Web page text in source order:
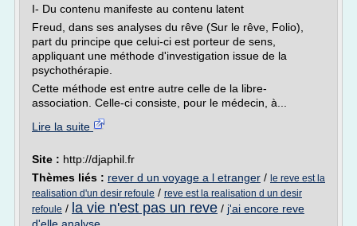
I- Du contenu manifeste au contenu latent
Freud, dans ses analyses du rêve (Sur le rêve, Folio),
part du principe que celui-ci est porteur de sens,
appliquant une méthode d'investigation issue de la
psychothérapie.
Cette méthode est entre autre celle de la libre-
association. Celle-ci consiste, pour le médecin, à...
Lire la suite
Site : http://djaphil.fr
Thèmes liés : rever d un voyage a l etranger / le reve est la
realisation d'un desir refoule / reve est la realisation d un desir
refoule / la vie n'est pas un reve / j'ai encore reve